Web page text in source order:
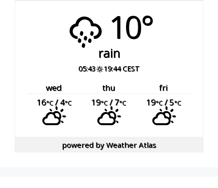
10°
rain
05:43 19:44 CEST
wed thu
fri
16°C/ 4°C 19°C/ 7°C 19°C/ 5°C
powered byWeather Atlas